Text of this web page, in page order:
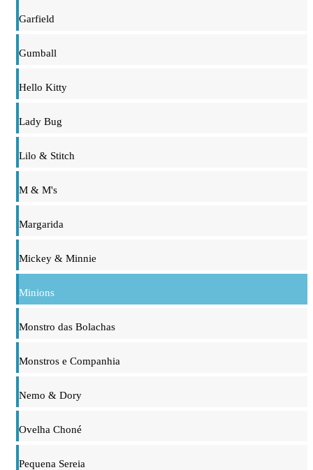
Garfield
Gumball
Hello Kitty
Lady Bug
Lilo & Stitch
M & M's
Margarida
Mickey & Minnie
Minions
Monstro das Bolachas
Monstros e Companhia
Nemo & Dory
Ovelha Choné
Pequena Sereia